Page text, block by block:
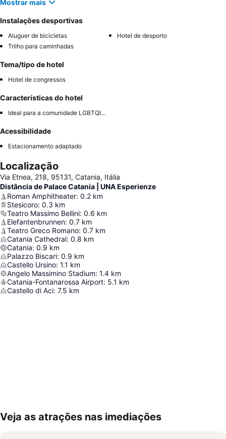
Mostrar mais
Instalações desportivas
Aluguer de bicicletas
Hotel de desporto
Trilho para caminhadas
Tema/tipo de hotel
Hotel de congressos
Características do hotel
Ideal para a comunidade LGBTQIA+
Acessibilidade
Estacionamento adaptado
Localização
Via Etnea, 218, 95131, Catania, Itália
Distância de Palace Catania | UNA Esperienze
Roman Amphitheater: 0.2 km
Stesicoro: 0.3 km
Teatro Massimo Bellini: 0.6 km
Elefantenbrunnen: 0.7 km
Teatro Greco Romano: 0.7 km
Catania Cathedral: 0.8 km
Catania: 0.9 km
Palazzo Biscari: 0.9 km
Castello Ursino: 1.1 km
Angelo Massimino Stadium: 1.4 km
Catania-Fontanarossa Airport: 5.1 km
Castello di Aci: 7.5 km
Ampliar mapa
Veja as atrações nas imediações